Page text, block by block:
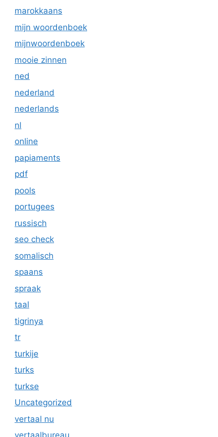
marokkaans
mijn woordenboek
mijnwoordenboek
mooie zinnen
ned
nederland
nederlands
nl
online
papiaments
pdf
pools
portugees
russisch
seo check
somalisch
spaans
spraak
taal
tigrinya
tr
turkije
turks
turkse
Uncategorized
vertaal nu
vertaalbureau